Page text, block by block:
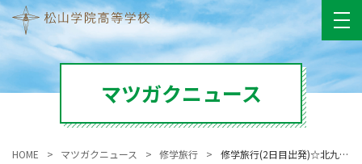
マツガクニュース
HOME マツガクニュース 修学旅行 修学旅行(2日目出発)☆北九州コース⓷